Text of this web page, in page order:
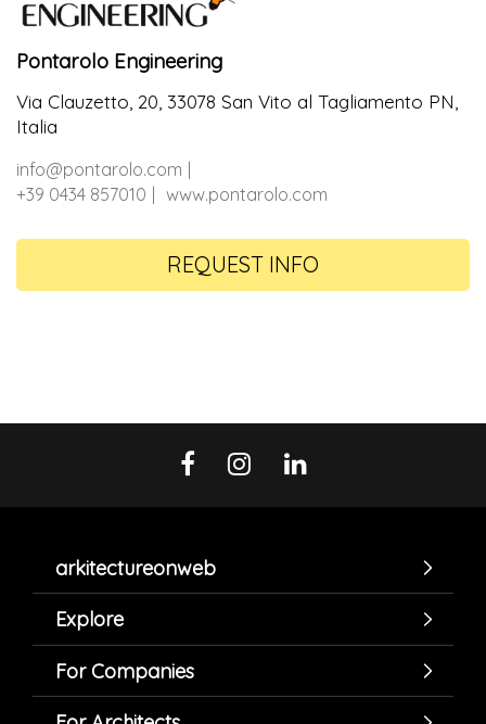
Pontarolo Engineering
Via Clauzetto, 20, 33078 San Vito al Tagliamento PN,
Italia
info@pontarolo.com
+39 0434 857010
www.pontarolo.com
REQUEST INFO
arkitectureonweb
Explore
For Companies